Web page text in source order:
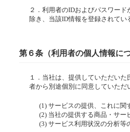
２． 利用者のIDおよびパスワー
除き、当該ID情報を登録されてい
第６条（利用者の個人情報につ
１． 当社は、提供していただい
者から別途個別に同意していただ
(1) サービスの提供、これに関
(2) 当社の提供する商品・サ
(3) サービス利用状況の分析等